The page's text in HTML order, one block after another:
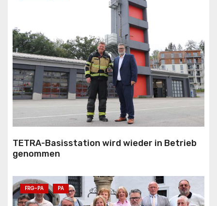
TETRA-Basisstation wird wieder in Betrieb
genommen
FRG-PA PA